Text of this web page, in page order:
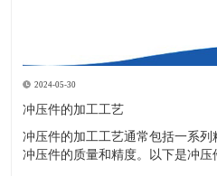
2024-05-30
冲压件的加工工艺
冲压件的加工工艺通常包括一系
冲压件的质量和精度。以下是冲压件加